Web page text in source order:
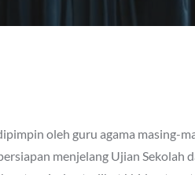
oleh guru agama masing-
menjelang Ujian Sekolah